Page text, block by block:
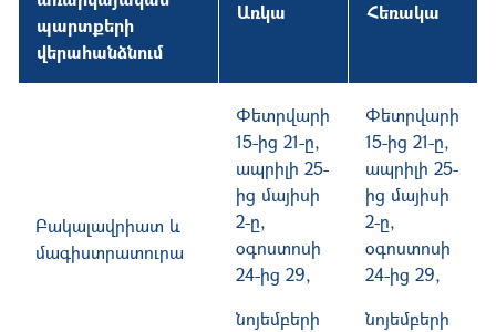
պարտքերի
վերահանձնում
Առկա Հեռակա
Բակալավրիատ և
մագիստրատուրա
Փետրվարի
15-ից 21-ը,
ապրիլի 25-
ից մայիսի
2-ը,
օգոստոսի
24-ից 29,
նոյեմբերի
Փետրվարի
15-ից 21-ը,
ապրիլի 25-
ից մայիսի
2-ը,
օգոստոսի
24-ից 29,
նոյեմբերի